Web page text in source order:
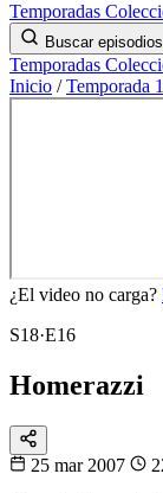
Temporadas
Buscar
Temporadas
Inicio / Temporada
¿El video no carga?
S18·E16
Homerazzi
25 mar 2007